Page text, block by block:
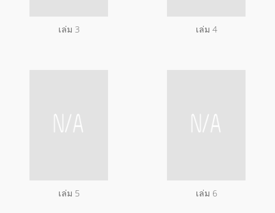
เล่ม 3 เล่ม 4
เล่ม 5 เล่ม 6